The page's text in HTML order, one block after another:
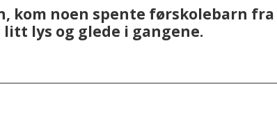
kom noen spente førskolebarn
lys og glede i gangene.